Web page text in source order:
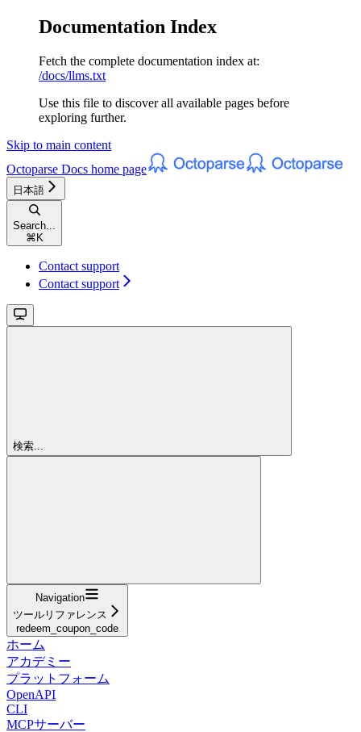
Documentation Index
Fetch the complete documentation index at:
/docs/llms.txt
Use this file to discover all available pages before
exploring further.
Skip to main content
Octoparse Docs home page
日本語
Search...
⌘ K
Contact support
Contact support
検索...
Navigation
ツールリファレンス
redeem_coupon_code
ホーム
アカデミー
プラットフォーム
OpenAPI
CLI
MCPサーバー